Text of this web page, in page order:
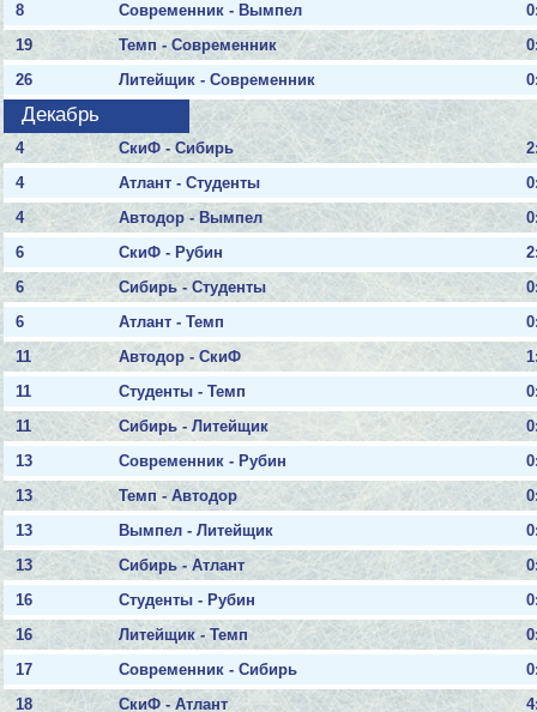
8
Современник - Вымпел
19
Темп - Современник
26
Литейщик - Современник
Декабрь
4 СкиФ - Сибирь
4
Атлант - Студенты
4
Автодор - Вымпел
6
СкиФ - Рубин
6
Сибирь - Студенты
6
Атлант - Темп
11
Автодор - СкиФ
11
Студенты - Темп
11
Сибирь - Литейщик
13
Современник - Рубин
13
Темп - Автодор
13
Вымпел - Литейщик
13
Сибирь - Атлант
16
Студенты - Рубин
16
Литейщик - Темп
17
Современник - Сибирь
18
СкиФ - Атлант